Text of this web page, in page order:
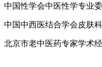
中国性学会中医性学专业
中国中西医结合学会皮肤
北京市老中医药专家学术